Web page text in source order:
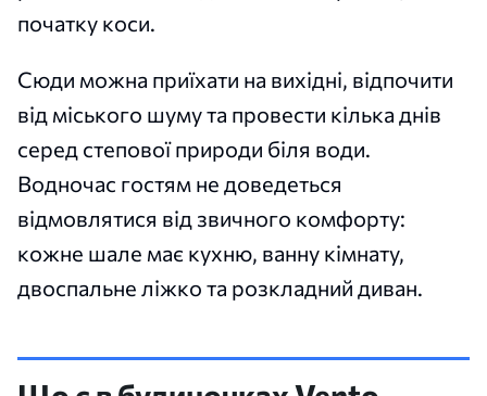
початку коси.
Сюди можна приїхати на вихідні, відпочити
від міського шуму та провести кілька днів
серед степової природи біля води.
Водночас гостям не доведеться
відмовлятися від звичного комфорту:
кожне шале має кухню, ванну кімнату,
двоспальне ліжко та розкладний диван.